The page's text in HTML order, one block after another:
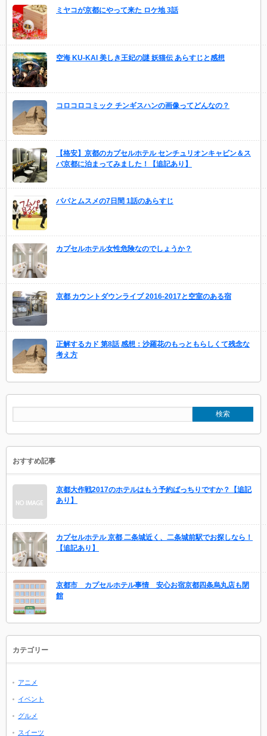
ミヤコが京都にやって来た ロケ地 3話
空海 KU-KAI 美しき王妃の謎 妖猫伝 あらすじと感想
コロコロコミック チンギスハンの画像ってどんなの？
【格安】京都のカプセルホテル センチュリオンキャビン＆ス
パ京都に泊まってみました！【追記あり】
パパとムスメの7日間 1話のあらすじ
カプセルホテル女性危険なのでしょうか？
京都 カウントダウンライブ 2016-2017と空室のある宿
正解するカド 第8話 感想：沙羅花のもっともらしくて残念な
考え方
おすすめ記事
京都大作戦2017のホテルはもう予約ばっちりですか？【追記
あり】
カプセルホテル 京都 二条城近く、二条城前駅でお探しなら！
【追記あり】
京都市 カプセルホテル事情 安心お宿京都四条烏丸店も閉
館
カテゴリー
アニメ
イベント
グルメ
スイーツ